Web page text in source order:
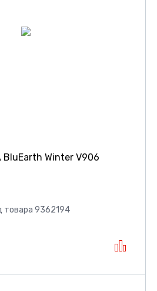
BluEarth Winter V906
товара 9362194